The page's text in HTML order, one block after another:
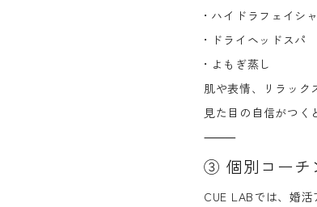
• ハイドラフェイシ
• ドライヘッドスパ
• よもぎ蒸し
肌や表情、リラック
見た目の自信がつ
⸻
③ 個別コーチ
CUE LABでは、婚